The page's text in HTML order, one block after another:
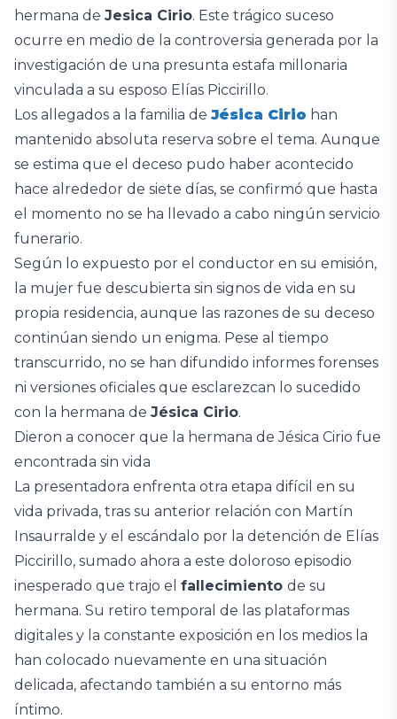
hermana de Jesica Cirio. Este trágico suceso
ocurre en medio de la controversia generada por la
investigación de una presunta estafa millonaria
vinculada a su esposo Elías Piccirillo.
Los allegados a la familia de Jésica Cirio han
mantenido absoluta reserva sobre el tema. Aunque
se estima que el deceso pudo haber acontecido
hace alrededor de siete días, se confirmó que hasta
el momento no se ha llevado a cabo ningún servicio
funerario.
Según lo expuesto por el conductor en su emisión,
la mujer fue descubierta sin signos de vida en su
propia residencia, aunque las razones de su deceso
continúan siendo un enigma. Pese al tiempo
transcurrido, no se han difundido informes forenses
ni versiones oficiales que esclarezcan lo sucedido
con la hermana de Jésica Cirio.
Dieron a conocer que la hermana de Jésica Cirio fue
encontrada sin vida
La presentadora enfrenta otra etapa difícil en su
vida privada, tras su anterior relación con Martín
Insaurralde y el escándalo por la detención de Elías
Piccirillo, sumado ahora a este doloroso episodio
inesperado que trajo el fallecimiento de su
hermana. Su retiro temporal de las plataformas
digitales y la constante exposición en los medios la
han colocado nuevamente en una situación
delicada, afectando también a su entorno más
íntimo.